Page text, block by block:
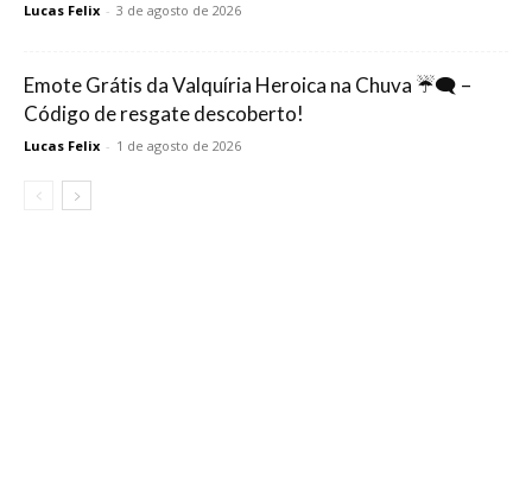
Lucas Felix - 3 de agosto de 2026
Emote Grátis da Valquíria Heroica na Chuva ☔🗨️ –
Código de resgate descoberto!
Lucas Felix - 1 de agosto de 2026